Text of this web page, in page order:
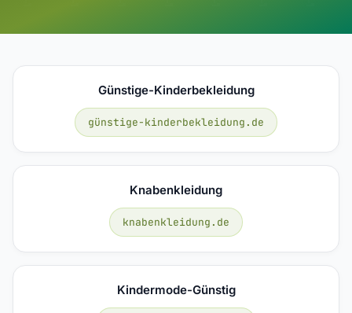
Günstige-Kinderbekleidung
günstige-kinderbekleidung.de
Knabenkleidung
knabenkleidung.de
Kindermode-Günstig